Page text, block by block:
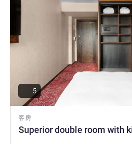
客房
Superior double room with
5